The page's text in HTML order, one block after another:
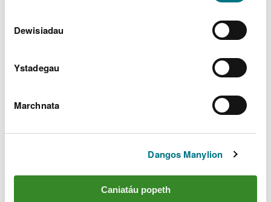
Dewisiadau
Ystadegau
Marchnata
Dangos Manylion
Caniatáu popeth
oedd yn rhan annatod o wead y gymuned.
“Rydym wrth ein bodd ein bod wedi gallu
gweithio gyda’r ddau grŵp hyn ar y
draddodiadol hon sy’n rhan mor bwysig o
Dywedodd Dee Walker, Dysgu yn yr Awyr Agored
Cymru Ynys Môn: